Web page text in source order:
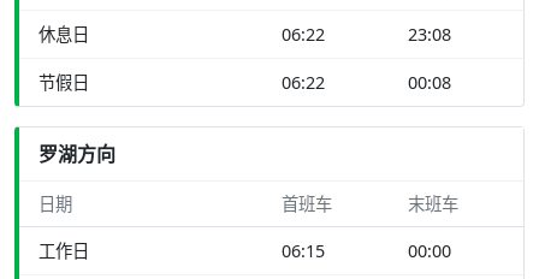
休息日 06:22 23:08
节假日 06:22 00:08
罗湖方向
日期 首班车 末班车
工作日 06:15 00:00